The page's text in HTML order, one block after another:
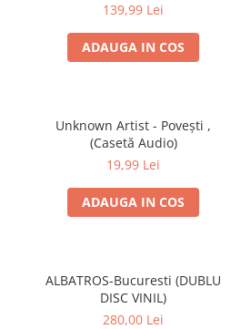
139,99 Lei
ADAUGA IN COS
Unknown Artist - Povești ,
(Casetă Audio)
19,99 Lei
ADAUGA IN COS
ALBATROS-Bucuresti (DUBLU
DISC VINIL)
280,00 Lei